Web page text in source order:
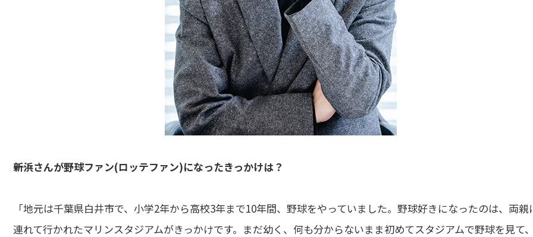
――新浜さんが野球ファン(ロッテファン)になったきっかけは？
「地元は千葉県白井市で、小学2年から高校3年まで10年間、野球をやっていました。野球好きになったのは、両親
連れて行かれたマリンスタジアムがきっかけです。まだ幼く、何も分からないまま初めてスタジアムで野球を見て